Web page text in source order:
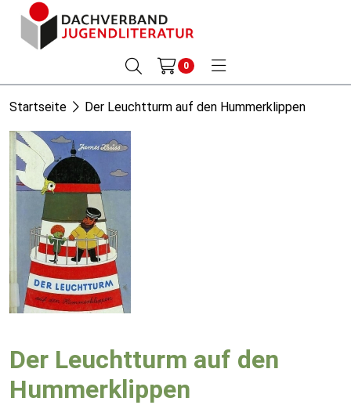
0
Startseite Der Leuchtturm auf den Hummerklippen
Der Leuchtturm auf den
Hummerklippen